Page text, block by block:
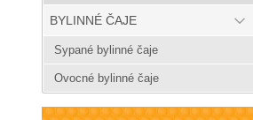
BYLINNÉ ČAJE
Sypané bylinné čaje
Ovocné bylinné čaje